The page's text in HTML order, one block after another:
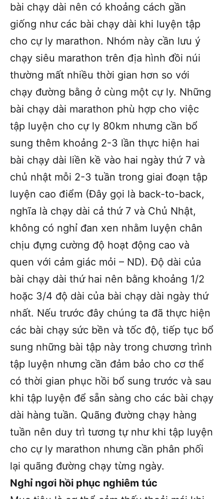
bài chạy dài nên có khoảng cách gần
giống như các bài chạy dài khi luyện tập
cho cự ly marathon. Nhóm này cần lưu ý
chạy siêu marathon trên địa hình đồi núi
thường mất nhiều thời gian hơn so với
chạy đường bằng ở cùng một cự ly. Những
bài chạy dài marathon phù hợp cho việc
tập luyện cho cự ly 80km nhưng cần bổ
sung thêm khoảng 2-3 lần thực hiện hai
bài chạy dài liền kề vào hai ngày thứ 7 và
chủ nhật mỗi 2-3 tuần trong giai đoạn tập
luyện cao điểm (Đây gọi là back-to-back,
nghĩa là chạy dài cả thứ 7 và Chủ Nhật,
không có nghỉ đan xen nhằm luyện chân
chịu đựng cường độ hoạt động cao và
quen với cảm giác mỏi – ND). Độ dài của
bài chạy dài thứ hai nên bằng khoảng 1/2
hoặc 3/4 độ dài của bài chạy dài ngày thứ
nhất. Nếu trước đây chúng ta đã thực hiện
các bài chạy sức bền và tốc độ, tiếp tục bổ
sung những bài tập này trong chương trình
tập luyện nhưng cần đảm bảo cho cơ thể
có thời gian phục hồi bổ sung trước và sau
khi tập luyện để sẵn sàng cho các bài chạy
dài hàng tuần. Quãng đường chạy hàng
tuần nên duy trì tương tự như khi tập luyện
cho cự ly marathon nhưng cần phân phối
lại quãng đường chạy từng ngày.
Nghỉ ngơi hồi phục nghiêm túc